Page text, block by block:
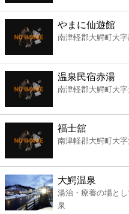
薬局
スーパー
エンタメ
書店
ファミレス
やまに仙遊館
南津軽郡大鰐町大
温泉民宿赤湯
南津軽郡大鰐町大
福士舘
南津軽郡大鰐町大
大鰐温泉
湯治・療養の場と
泉